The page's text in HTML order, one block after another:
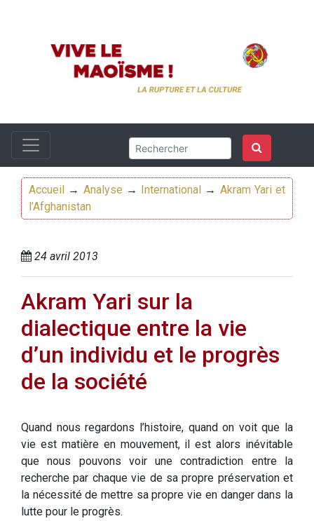
Accueil → Analyse → International → Akram Yari et
l’Afghanistan
24 avril 2013
Akram Yari sur la
dialectique entre la vie
d’un individu et le progrès
de la société
Quand nous regardons l’histoire, quand on voit que la
vie est matière en mouvement, il est alors inévitable
que nous pouvons voir une contradiction entre la
recherche par chaque vie de sa propre préservation et
la nécessité de mettre sa propre vie en danger dans la
lutte pour le progrès.